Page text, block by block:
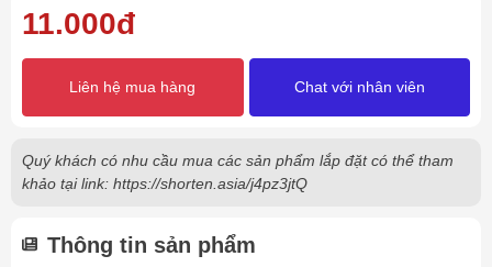
11.000đ
Liên hệ mua hàng Chat với nhân viên
Quý khách có nhu cầu mua các sản phẩm lắp đặt có thể tham
khảo tại link: https://shorten.asia/j4pz3jtQ
Thông tin sản phẩm